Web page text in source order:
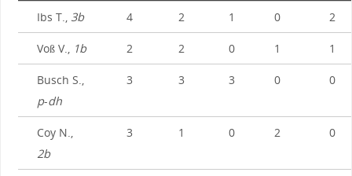
Ibs T., 3b 4 2 1 0 2
Voß V., 1b 2 2 0 1 1
Busch S.,
p-dh
3 3 3 0 0
Coy N.,
2b
3 1 0 2 0